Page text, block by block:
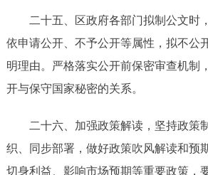
二十五、
区政府各部门拟制公文时
依申请公开、不予公开等属性，拟不公
明理由。严格落实公开前保密审查机制
开与保守国家秘密的关系。
二十六、 加强政策解读，坚持政策
织 、同步部署，做好政策吹风解读和预
切身利益、影响市场预期等重要政策，